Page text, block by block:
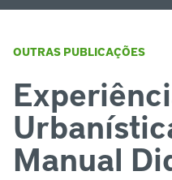
OUTRAS PUBLICAÇÕES
Manual